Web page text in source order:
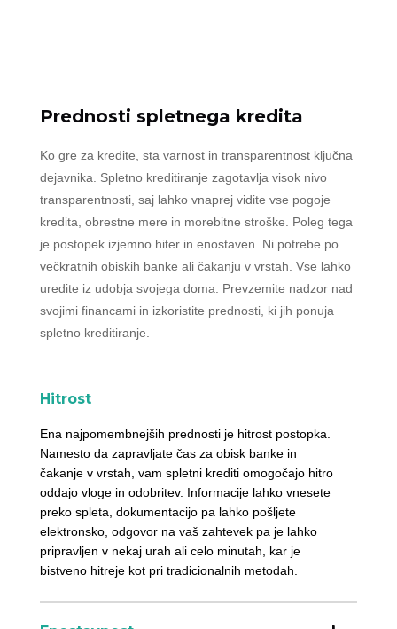
Prednosti spletnega kredita
Ko gre za kredite, sta varnost in transparentnost ključna
dejavnika. Spletno kreditiranje zagotavlja visok nivo
transparentnosti, saj lahko vnaprej vidite vse pogoje
kredita, obrestne mere in morebitne stroške. Poleg tega
je postopek izjemno hiter in enostaven. Ni potrebe po
večkratnih obiskih banke ali čakanju v vrstah. Vse lahko
uredite iz udobja svojega doma. Prevzemite nadzor nad
svojimi financami in izkoristite prednosti, ki jih ponuja
spletno kreditiranje.
Hitrost
Ena najpomembnejših prednosti je hitrost postopka.
Namesto da zapravljate čas za obisk banke in
čakanje v vrstah, vam spletni krediti omogočajo hitro
oddajo vloge in odobritev. Informacije lahko vnesete
preko spleta, dokumentacijo pa lahko pošljete
elektronsko, odgovor na vaš zahtevek pa je lahko
pripravljen v nekaj urah ali celo minutah, kar je
bistveno hitreje kot pri tradicionalnih metodah.